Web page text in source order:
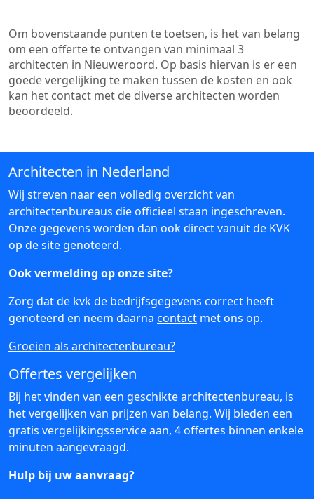
Om bovenstaande punten te toetsen, is het van belang
om een offerte te ontvangen van minimaal 3
architecten in Nieuweroord. Op basis hiervan is er een
goede vergelijking te maken tussen de kosten en ook
kan het contact met de diverse architecten worden
beoordeeld.
Architecten in Nederland
Wij streven naar een volledig overzicht van
architectenbureaus die officieel staan ingeschreven.
Onze gegevens worden dan ook direct vanuit de KVK
op de site genoteerd.
Ook vermelding op onze site?
Zorg dat de kvk de bedrijfsgegevens correct heeft
genoteerd en neem daarna contact met ons op.
Groeien als architectenbureau?
Offertes vergelijken
Bij het vinden van een geschikte architectenbureau, is
het vergelijken van prijzen van belang. Wij bieden een
gratis vergelijkingsservice aan, 4 offertes binnen enkele
minuten aangevraagd.
Hulp bij uw aanvraag?